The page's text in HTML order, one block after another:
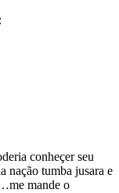
conheçer seu
nação tumba jusara e
mande o